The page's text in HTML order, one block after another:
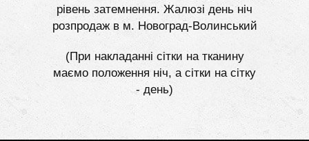
рівень затемнення. Жалюзі день ніч
розпродаж в м. Новоград-Волинський
(При накладанні сітки на тканину
маємо положення ніч, а сітки на сітку
- день)